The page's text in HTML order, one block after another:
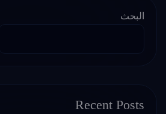
البحث
Recent Posts